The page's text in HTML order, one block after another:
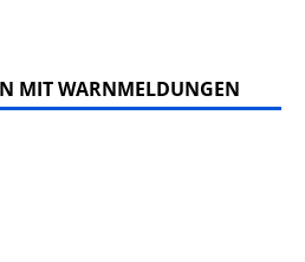
MIT WARNMELDUNGEN